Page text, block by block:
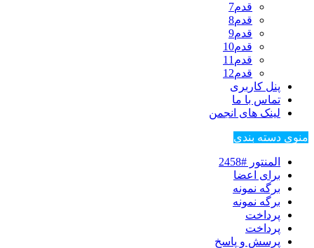
قدم7
قدم8
قدم9
قدم10
قدم11
قدم12
پنل کاربری
تماس با ما
لینک های انجمن
منوی دسته بندی
المنتور #2458
برای اعضا
برگه نمونه
برگه نمونه
پرداخت
پرداخت
پرسش و پاسخ